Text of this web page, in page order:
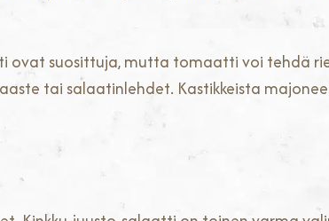
suosittuja, mutta tomaatti voi tehdä
tai salaatinlehdet. Kastikkeista